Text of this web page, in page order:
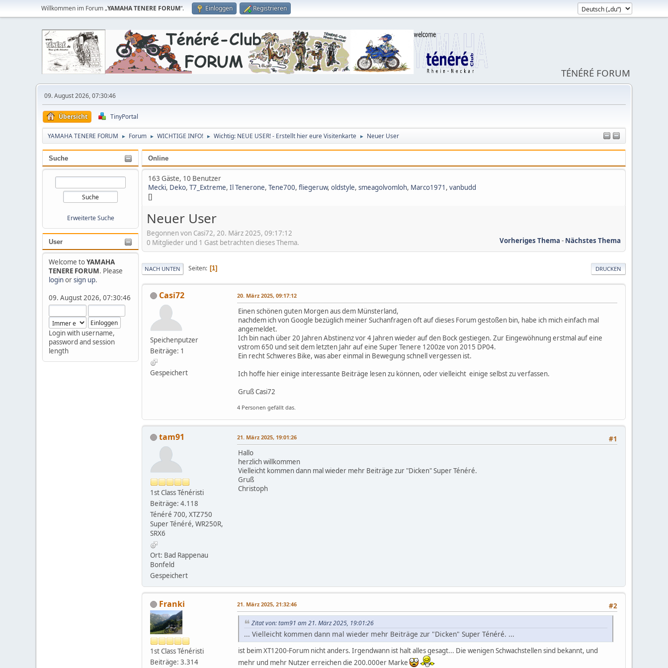
Willkommen im Forum „YAMAHA TENERE FORUM“. Einloggen Registrieren
TÉNÉRÉ FORUM
09. August 2026, 07:30:46
Übersicht TinyPortal
YAMAHA TENERE FORUM ► Forum ► WICHTIGE INFO! ► Wichtig: NEUE USER! - Erstellt hier eure Visitenkarte ► Neuer User
Suche
Erweiterte Suche
User
Welcome toYAMAHA
TENERE FORUM. Please
loginorsign up.
09. August 2026, 07:30:46
Login with username,
password and session
length
Online
163 Gäste, 10 Benutzer
Mecki, Deko, T7_Extreme, Il Tenerone, Tene700, fliegeruw, oldstyle, smeagolvomloh, Marco1971 , vanbudd
[]
Neuer User
Begonnen von Casi72, 20. März 2025, 09:17:12
Vorheriges Thema - Nächstes Thema
0 Mitglieder und 1 Gast betrachten dieses Thema.
DRUCKEN
NACH UNTEN Seiten 1
Casi72
Speichenputzer
Beiträge: 1
Gespeichert
20. März 2025, 09:17:12
Einen schönen guten Morgen aus dem Münsterland,
nachdem ich von Google bezüglich meiner Suchanfragen oft auf dieses Forum gestoßen bin, habe ich mich einfach mal
angemeldet.
Ich bin nach über 20 Jahren Abstinenz vor 4 Jahren wieder auf den Bock gestiegen. Zur Eingewöhnung erstmal auf eine
vstrom 650 und seit dem letzten Jahr auf eine Super Tenere 1200ze von 2015 DP04.
Ein recht Schweres Bike, was aber einmal in Bewegung schnell vergessen ist.
Ich hoffe hier einige interessante Beiträge lesen zu können, oder vielleicht einige selbst zu verfassen.
Gruß Casi72
4 Personen gefällt das.
tam91
1st Class Ténéristi
Beiträge: 4.118
Ténéré 700, XTZ750
Super Ténéré, WR250R,
SRX6
Ort: Bad Rappenau
Bonfeld
Gespeichert
#1
21. März 2025, 19:01:26
Hallo
herzlich willkommen
Vielleicht kommen dann mal wieder mehr Beiträge zur "Dicken" Super Ténéré.
Gruß
Christoph
Franki
1st Class Ténéristi
Beiträge: 3.314
#2
21. März 2025, 21:32:46
Zitat von: tam91 am 21. März 2025, 19:01:26
... Vielleicht kommen dann mal wieder mehr Beiträge zur "Dicken" Super Ténéré. ...
ist beim XT1200-Forum nicht anders. Irgendwann ist halt alles gesagt... Die wenigen Schwachstellen sind bekannt, und
mehr und mehr Nutzer erreichen die 200.000er Marke